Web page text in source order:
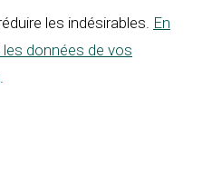
les indésirables. En
données de vos
.